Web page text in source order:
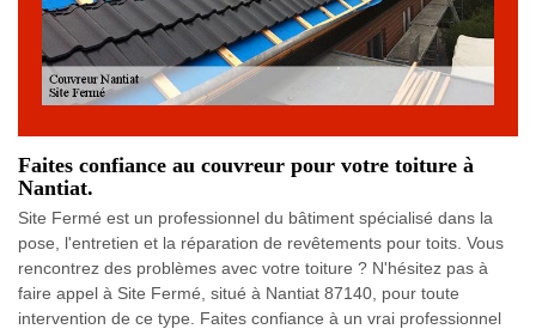
Faites confiance au couvreur pour votre toiture à
Nantiat.
Site Fermé est un professionnel du bâtiment spécialisé dans la
pose, l'entretien et la réparation de revêtements pour toits. Vous
rencontrez des problèmes avec votre toiture ? N'hésitez pas à
faire appel à Site Fermé, situé à Nantiat 87140, pour toute
intervention de ce type. Faites confiance à un vrai professionnel